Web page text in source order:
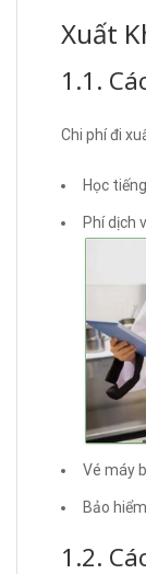
Xuất
1.1.
Chi phí đi
Học
Phí dịch
Vé máy
Bảo
1.2.